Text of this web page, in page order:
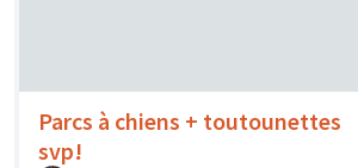
Parcs à chiens + toutounettes
svp!